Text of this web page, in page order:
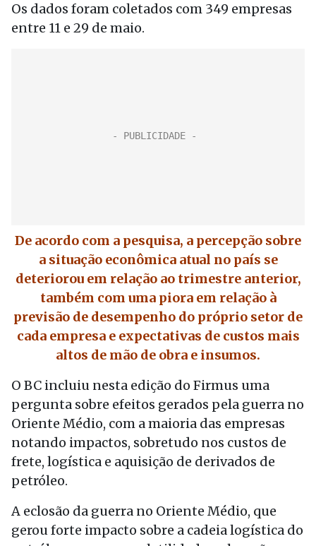
Os dados foram coletados com 349 empresas
entre 11 e 29 de maio.
De acordo com a pesquisa, a percepção sobre
a situação econômica atual no país se
deteriorou em relação ao trimestre anterior,
também com uma piora em relação à
previsão de desempenho do próprio setor de
cada empresa e expectativas de custos mais
altos de mão de obra e insumos.
O BC incluiu nesta edição do Firmus uma
pergunta sobre efeitos gerados pela guerra no
Oriente Médio, com a maioria das empresas
notando impactos, sobretudo nos custos de
frete, logística e aquisição de derivados de
petróleo.
A eclosão da guerra no Oriente Médio, que
gerou forte impacto sobre a cadeia logística do